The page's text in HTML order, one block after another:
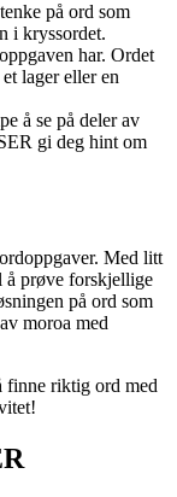
på ord som
i kryssordet.
har. Ordet
lager eller en
å se på deler av
gi deg hint om
Med litt
å prøve forskjellige
på ord som
moroa med
finne riktig ord med